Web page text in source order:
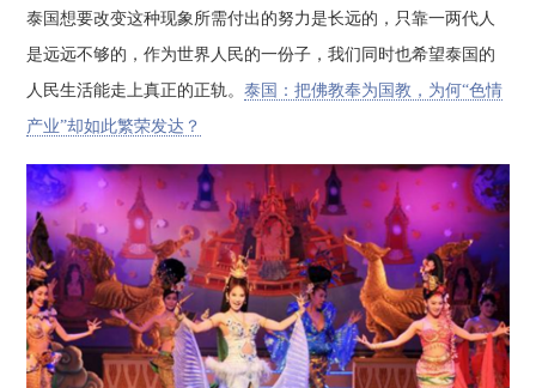
泰国想要改变这种现象所需付出的努力是长远的，只靠一两代人
是远远不够的，作为世界人民的一份子，我们同时也希望泰国的
人民生活能走上真正的正轨。泰国：把佛教奉为国教，为何“色情
产业”却如此繁荣发达？